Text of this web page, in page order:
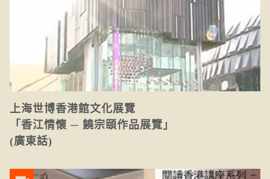
上海世博香港館文化展覽
「香江情懷 ─ 饒宗頤作品展覽」
(廣東話)